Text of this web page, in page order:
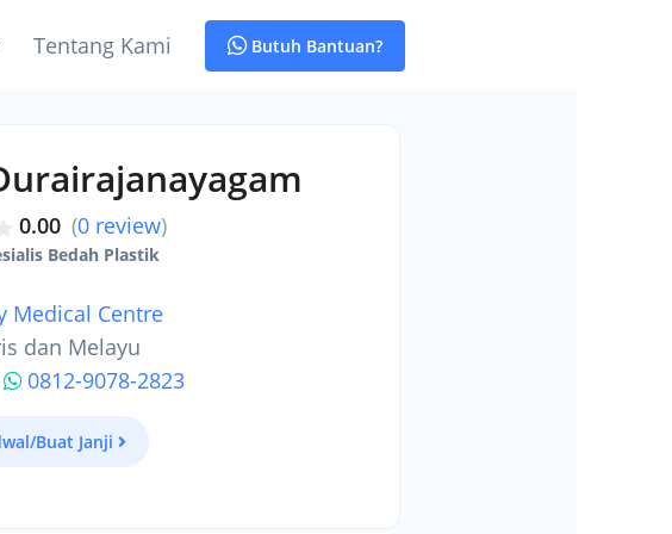
Tentang Kami Butuh Bantuan?
0.00 (0 review)
Bedah Plastik
Medical Centre
dan Melayu
0812-9078-2823
Buat Janji